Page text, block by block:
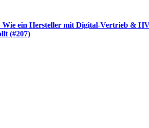
ein Hersteller mit Digital-Vertrieb &
(#207)